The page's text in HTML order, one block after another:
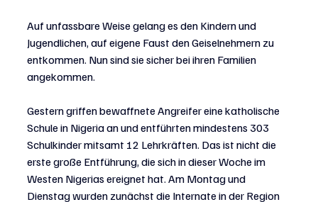
Auf unfassbare Weise gelang es den Kindern und
Jugendlichen, auf eigene Faust den Geiselnehmern zu
entkommen. Nun sind sie sicher bei ihren Familien
angekommen.
Gestern griffen bewaffnete Angreifer eine katholische
Schule in Nigeria an und entführten mindestens 303
Schulkinder mitsamt 12 Lehrkräften. Das ist nicht die
erste große Entführung, die sich in dieser Woche im
Westen Nigerias ereignet hat. Am Montag und
Dienstag wurden zunächst die Internate in der Region